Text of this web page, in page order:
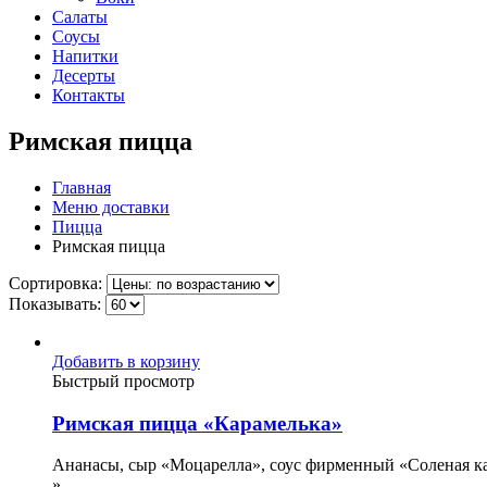
Салаты
Соусы
Напитки
Десерты
Контакты
Римская пицца
Главная
Меню доставки
Пицца
Римская пицца
Сортировка:
Показывать:
Добавить в корзину
Быстрый просмотр
Римская пицца «Карамелька»
Ананасы, сыр «Моцарелла», соус фирменный «Соленая